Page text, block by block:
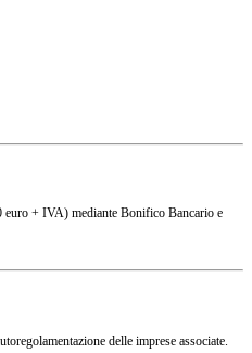
euro + IVA) mediante Bonifico Bancario e
delle imprese associate.